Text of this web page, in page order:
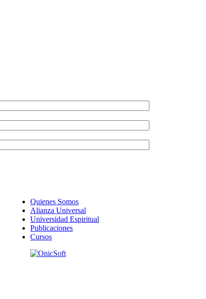
Quienes Somos
Alianza Universal
Universidad Espiritual
Publicaciones
Cursos